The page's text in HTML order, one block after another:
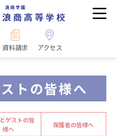
資料請求 アクセス
トの皆様へ
ゲストの皆
様へ
保護者の皆様へ